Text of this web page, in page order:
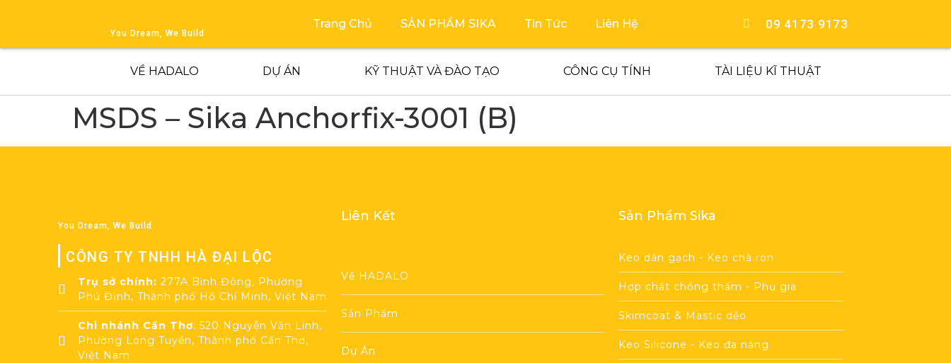
You Dream, We Build
Trang Chủ SẢN PHẨM SIKA Tin Tức Liên Hệ 09 4173 9173
VỀ HADALO DỰ ÁN KỸ THUẬT VÀ ĐÀO TẠO CÔNG CỤ TÍNH TÀI LIỆU KĨ THUẬT
MSDS – Sika Anchorfix-3001 (B)
You Dream, We Build
CÔNG TY TNHH HÀ ĐẠI LỘC
Trụ sở chính: 277A Bình Đông, Phường
Phú Định, Thành phố Hồ Chí Minh, Việt Nam
Chi nhánh Cần Thơ: 520 Nguyễn Văn Linh,
Phường Long Tuyền, Thành phố Cần Thơ,
Việt Nam
Liên Kết
Về HADALO
Sản Phẩm
Dự Án
Sản Phẩm Sika
Keo dán gạch - Keo chà ron
Hợp chất chống thấm - Phụ gia
Skimcoat & Mastic dẻo
Keo Silicone - Keo đa năng